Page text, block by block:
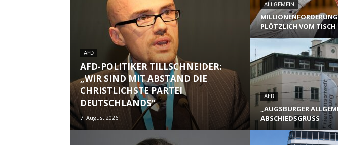
AFD
AFD-POLITIKER TILLSCHNEIDER:
„WIR SIND MIT ABSTAND DIE
CHRISTLICHSTE PARTEI
DEUTSCHLANDS“
7. August 2026
ALLGEMEIN
PLÖTZLICH VOM TISCH
AFD
„AUGSBURGER
ABSCHIEDSGRUSS